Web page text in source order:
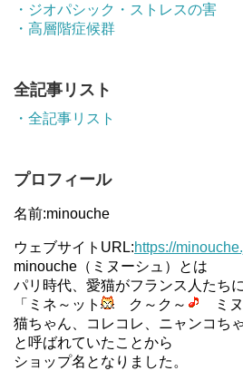
・ジオパシック・ストレスの害
・高層階症候群
全記事リスト
・全記事リスト
プロフィール
名前:minouche
ウェブサイトURL:https://
minouche（ミヌーシュ）とは
パリ時代、愛猫がフランス人たちに
「ミネ～ット
ク～ク～ ミヌ
猫ちゃん、コレコレ、ニャンコち
と呼ばれていたことから
ショップ名となりました。